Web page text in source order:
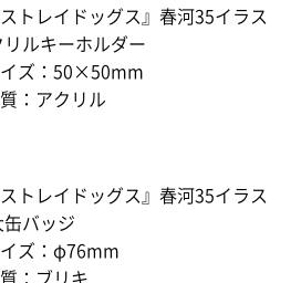
ストレイドッグス』春河35イラス
リルキーホルダー
ズ：50×50mm
：アクリル
ストレイドッグス』春河35イラス
缶バッジ
ズ：φ76mm